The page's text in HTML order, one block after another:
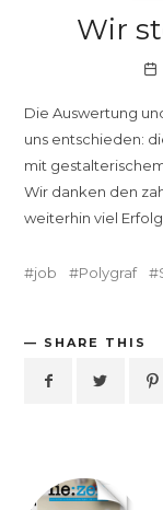
Wir
Die Auswertung
uns entschieden:
mit gestalterischem
Wir danken den
weiterhin viel Erfolg.
job Polygraf
SHARE THIS